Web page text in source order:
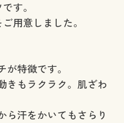
す。
用意しました。
特徴です。
きもラクラク。肌ざわ
ら汗をかいてもさらり